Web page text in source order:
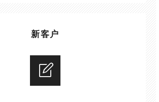
新客户